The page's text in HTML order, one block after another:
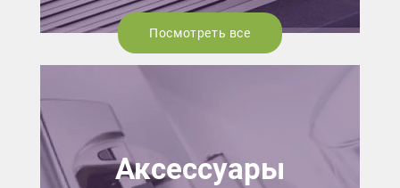
Посмотреть все
Аксессуары